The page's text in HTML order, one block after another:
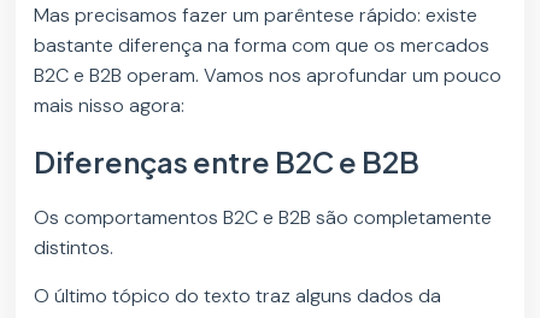
Mas precisamos fazer um parêntese rápido: existe
bastante diferença na forma com que os mercados
B2C e B2B operam. Vamos nos aprofundar um pouco
mais nisso agora:
Diferenças entre B2C e B2B
Os comportamentos B2C e B2B são completamente
distintos.
O último tópico do texto traz alguns dados da